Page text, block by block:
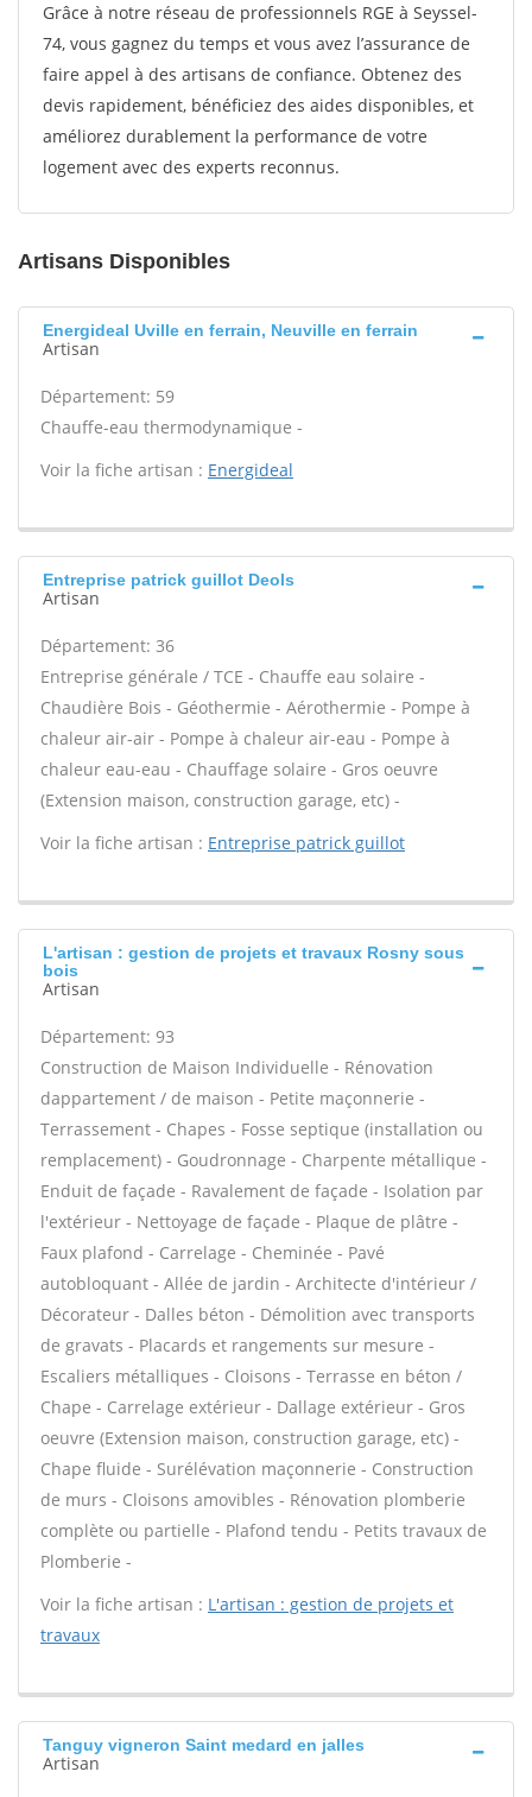
Grâce à notre réseau de professionnels RGE à Seyssel-
74, vous gagnez du temps et vous avez l’assurance de
faire appel à des artisans de confiance. Obtenez des
devis rapidement, bénéficiez des aides disponibles, et
améliorez durablement la performance de votre
logement avec des experts reconnus.
Artisans Disponibles
Energideal Uville en ferrain, Neuville en ferrain
Artisan
Département: 59
Chauffe-eau thermodynamique -
Voir la fiche artisan : Energideal
Entreprise patrick guillot Deols
Artisan
Département: 36
Entreprise générale / TCE - Chauffe eau solaire -
Chaudière Bois - Géothermie - Aérothermie - Pompe à
chaleur air-air - Pompe à chaleur air-eau - Pompe à
chaleur eau-eau - Chauffage solaire - Gros oeuvre
(Extension maison, construction garage, etc) -
Voir la fiche artisan : Entreprise patrick guillot
L'artisan : gestion de projets et travaux Rosny sous
bois
Artisan
Département: 93
Construction de Maison Individuelle - Rénovation
dappartement / de maison - Petite maçonnerie -
Terrassement - Chapes - Fosse septique (installation ou
remplacement) - Goudronnage - Charpente métallique -
Enduit de façade - Ravalement de façade - Isolation par
l'extérieur - Nettoyage de façade - Plaque de plâtre -
Faux plafond - Carrelage - Cheminée - Pavé
autobloquant - Allée de jardin - Architecte d'intérieur /
Décorateur - Dalles béton - Démolition avec transports
de gravats - Placards et rangements sur mesure -
Escaliers métalliques - Cloisons - Terrasse en béton /
Chape - Carrelage extérieur - Dallage extérieur - Gros
oeuvre (Extension maison, construction garage, etc) -
Chape fluide - Surélévation maçonnerie - Construction
de murs - Cloisons amovibles - Rénovation plomberie
complète ou partielle - Plafond tendu - Petits travaux de
Plomberie -
Voir la fiche artisan : L'artisan : gestion de projets et
travaux
Tanguy vigneron Saint medard en jalles
Artisan